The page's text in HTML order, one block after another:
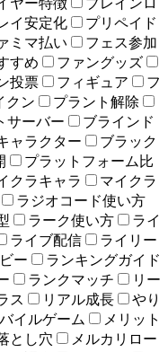
ヤー特徴
ブレインロ
イ安定化
プリペイド
ミマ払い
フェス参加
すめ
ファングッズ
投票 フィギュア
フ
クン
プラント解除
サーバー
ブラインド
ャラクター
ブラック
プラットフォーム比
クラキャラ
マイクラ
ラジオコード使い方
ラーク使い方
ライ
ライブ配信
ライリー
ー
ランキングガイド
ランクマッチ
リー
ス リアル成長
やり
イルゲーム
メリット
とし穴
メルカリロー